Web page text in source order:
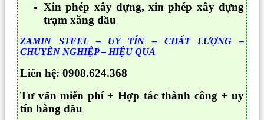
Xin phép xây dựng, xin phép xây dựng
trạm xăng dầu
ZAMIN STEEL – UY TÍN – CHẤT LƯỢNG –
CHUYÊN NGHIỆP – HIỆU QUẢ
Liên hệ: 0908.624.368
Tư vấn miễn phí + Hợp tác thành công + uy
tín hàng đầu